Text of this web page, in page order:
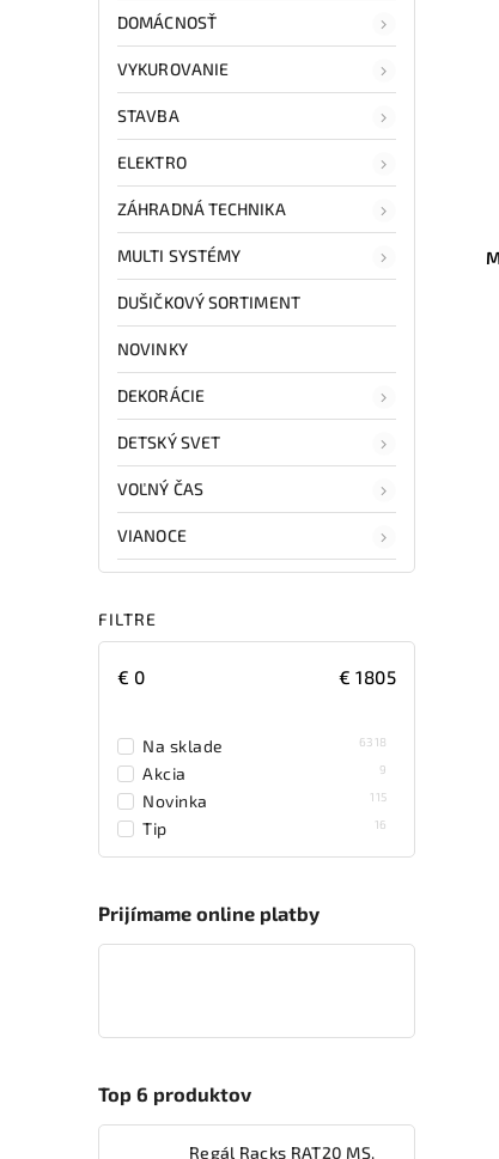
DOMÁCNOSŤ
VYKUROVANIE
STAVBA
ELEKTRO
ZÁHRADNÁ TECHNIKA
MULTI SYSTÉMY
DUŠIČKOVÝ SORTIMENT
NOVINKY
DEKORÁCIE
DETSKÝ SVET
VOĽNÝ ČAS
VIANOCE
FILTRE
€ 0 € 1805
Na sklade 6318
Akcia 9
Novinka 115
Tip 16
Prijímame online platby
Top 6 produktov
Regál Racks RAT20 MS,